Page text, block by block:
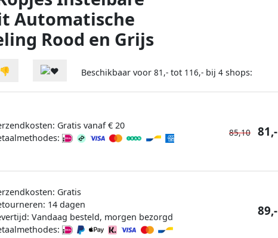
Automatische
Rood en Grijs
Beschikbaar voor 81,- tot 116,- bij 4 shops:
Gratis vanaf € 20
85,10 81,-
Gratis
14 dagen
Vandaag besteld, morgen bezorgd
89,-